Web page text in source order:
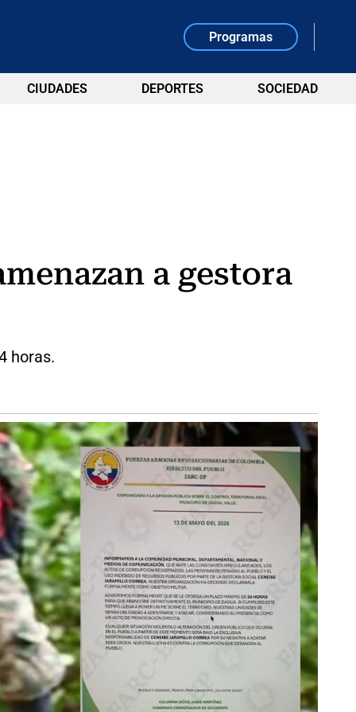
Programas
CIUDADES DEPORTES SOCIEDAD
a gestora
horas.